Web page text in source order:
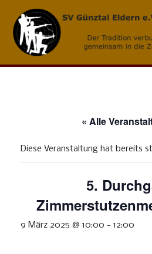
to
« Alle
Diese Veranstaltung hat bereits
5.
9 März 2025 @ 10:00 - 12:00